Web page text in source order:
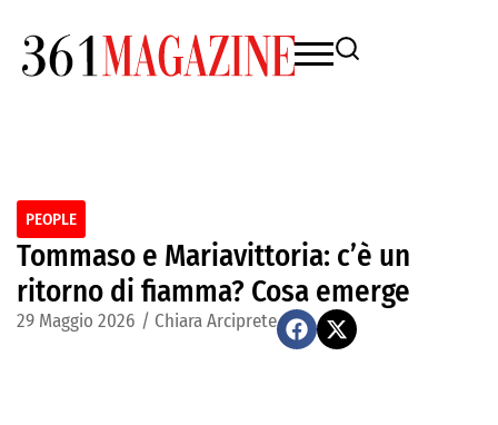
PEOPLE
Tommaso e Mariavittoria: c’è un
ritorno di fiamma? Cosa emerge
29 Maggio 2026 / Chiara Arciprete